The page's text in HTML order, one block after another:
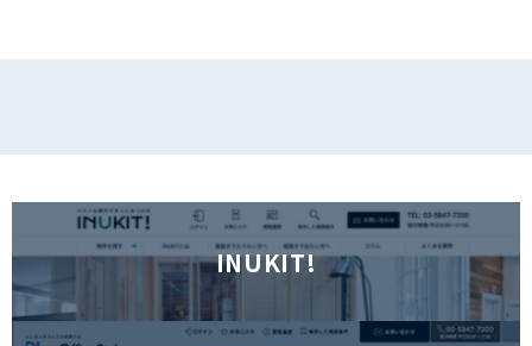
INUKIT!